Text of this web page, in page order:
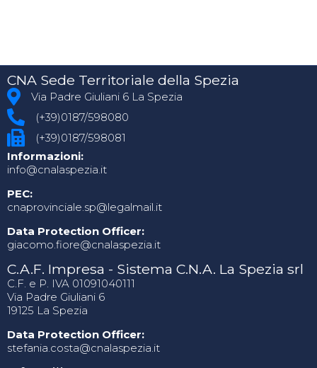
CNA Sede Territoriale della Spezia
Via Padre Giuliani 6 La Spezia
(+39)0187/598080
(+39)0187/598081
Informazioni:
info@cnalaspezia.it
PEC:
cnaprovinciale.sp@legalmail.it
Data Protection Officer:
giacomo.fiore@cnalaspezia.it
C.A.F. Impresa - Sistema C.N.A. La Spezia srl
C.F. e P. IVA 01091040111
Via Padre Giuliani 6
19125 La Spezia
Data Protection Officer:
stefania.costa@cnalaspezia.it